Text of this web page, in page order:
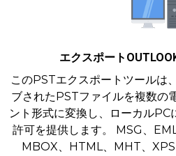
エクスポート
このPSTエクスポートツール
ブされたPSTファイルを複数の
ント形式に変換し、ローカルPC
許可を提供します。 MSG、
MBOX、HTML、MHT、XPS